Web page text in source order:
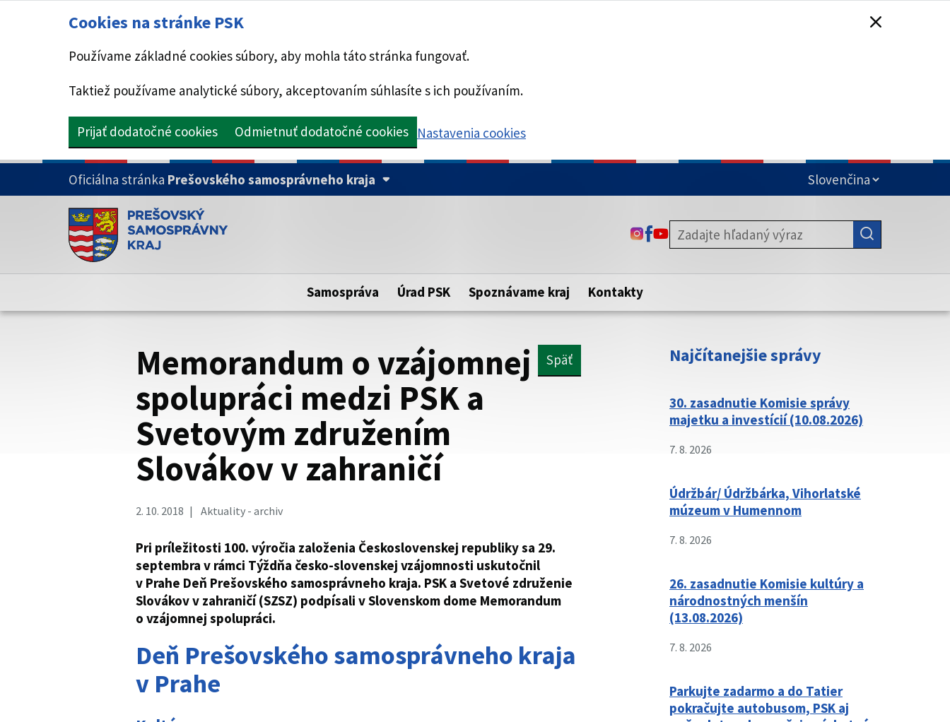
Cookies na stránke PSK
Používame základné cookies súbory, aby mohla táto stránka fungovať.
Taktiež používame analytické súbory, akceptovaním súhlasíte s ich používaním.
Prijať dodatočné cookies Odmietnuť dodatočné cookies Nastavenia cookies
PRESKOČIŤ NA HLAVNÝ OBSAH
Oficiálna stránka Prešovského samosprávneho kraja
Doména psk.sk je oficiálna
Toto je oficiálna webová stránka Prešovského samosprávneho kraja.
Táto stránka je zabezpečená
zabezpečenú webovú stránku. Zabezpečená stránka vždy začína
https:// pred názvom domény webového sídla.
ODKAZ SA OTVORÍ NA NOVEJ KARTE
ODKAZ SA OTVORÍ NA NOVEJ KARTE
ODKAZ SA OTVORÍ NA NOVEJ KARTE
Samospráva Úrad PSK Spoznávame kraj Kontakty
Memorandum o vzájomnej
spolupráci medzi PSK a
Svetovým združením
Slovákov v zahraničí
Späť
2. 10. 2018 Aktuality - archiv
Pri príležitosti 100. výročia založenia Československej republiky sa 29.
septembra v rámci Týždňa česko-slovenskej vzájomnosti uskutočnil
v Prahe Deň Prešovského samosprávneho kraja. PSK a Svetové združenie
Slovákov v zahraničí (SZSZ) podpísali v Slovenskom dome Memorandum
o vzájomnej spolupráci.
Deň Prešovského samosprávneho kraja
v Prahe
Najčítanejšie správy
30. zasadnutie Komisie správy
majetku a investícií (10.08.2026)
7. 8. 2026
Údržbár/ Údržbárka, Vihorlatské
múzeum v Humennom
7. 8. 2026
26. zasadnutie Komisie kultúry a
národnostných menšín
(13.08.2026)
7. 8. 2026
Parkujte zadarmo a do Tatier
pokračujte autobusom, PSK aj